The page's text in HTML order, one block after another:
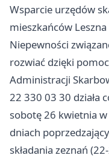
Wsparcie urzędów
mieszkańców Leszna
Niepewności
rozwiać dzięki
Administracji
22 330 03 30 działa
sobotę 26 kwietnia
dniach
składania zeznań